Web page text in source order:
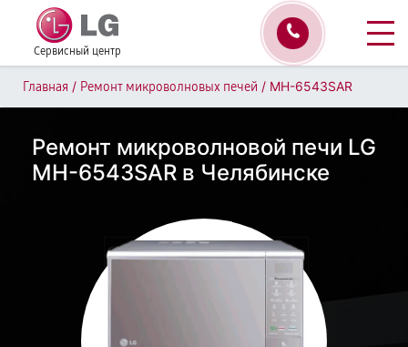
Сервисный центр
Главная / Ремонт микроволновых печей / MH-6543SAR
Ремонт микроволновой печи LG
MH-6543SAR в Челябинске